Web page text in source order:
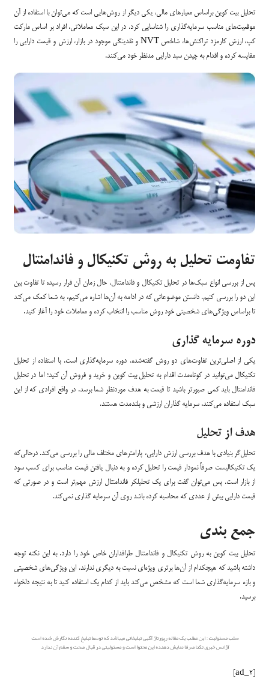
تحلیل بیت کوین براساس معیارهای مالی، یکی دیگر از روش‌هایی است که می‌توان با استفاده از آن
موقعیت‌های مناسب سرمایه‌گذاری را شناسایی کرد. در این سبک معاملاتی، افراد بر اساس مارکت
کپ، ارزش کارمزد تراکنش‌ها، شاخص NVT و نقدینگی موجود در بازار، ارزش و قیمت دارایی را
مقایسه کرده و اقدام به چیدن سبد دارایی مدنظر خود می‌کنند.
تفاومت تحلیل به روش تکنیکال و فاندامنتال
پس از بررسی انواع سبک‌ها در تحلیل تکنیکال و فاندامنتال، حال زمان آن فرار رسیده تا تفاوت بین
این دو را بررسی کنیم. دانستن موضوعاتی که در ادامه به آن‌ها اشاره می‌کنیم، به شما کمک می‌کند
تا براساس ویژگی‌های شخصیتی خود روش مناسب را انتخاب کرده و معاملات خود را آغاز کنید.
دوره سرمایه گذاری
یکی از اصلی‌ترین تفاوت‌های دو روش گفته‌شده، دوره سرمایه‌گذاری است. با استفاده از تحلیل
تکنیکال می‌توانید در کوتاه‌مدت اقدام به تحلیل بیت کوین و خرید و فروش آن کنید؛ اما در تحلیل
فاندامنتال باید کمی صبورتر باشید تا قیمت به هدف موردنظر شما برسد. در واقع افرادی که از این
سبک استفاده می‌کنند، سرمایه گذاران ارزشی و بلندمدت هستند.
هدف از تحلیل
تحلیل‌گر بنیادی با هدف بررسی ارزش دارایی، پارامترهای مختلف مالی را بررسی می‌کند. درحالی‌که
یک تکنیکالیست صرفاً نمودار قیمت را تحلیل کرده و به دنبال یافتن قیمت مناسب برای کسب سود
از بازار است. پس می‌توان گفت برای یک تحلیلکر فاندامنتال ارزش مهم‌تر است و در صورتی که
قیمت دارایی بیش از عددی که محاسبه کرده باشد روی آن سرمایه گذاری نمی‌کند.
جمع بندی
تحلیل بیت کوین به روش تکنیکال و فاندامنتال طرافداران خاص خود را دارد. به این نکته توجه
داشته باشید که هیچکدام از آن‌ها برتری ویژه‌ای نسبت به دیگری ندارند. این ویژگی‌های شخصیتی
و بازه سرمایه‌گذاری شما است که مشخص می‌کند باید از کدام یک استفاده کنید تا به نتیجه دلخواه
برسید.